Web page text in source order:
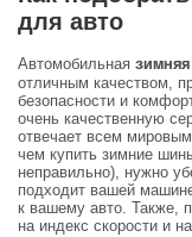
для авто
Автомобильная зимняя
отличным качеством,
безопасности и
очень качественную
отвечает всем
чем купить зимние
неправильно), нужно
подходит вашей
к вашему авто. Также,
на индекс скорости и